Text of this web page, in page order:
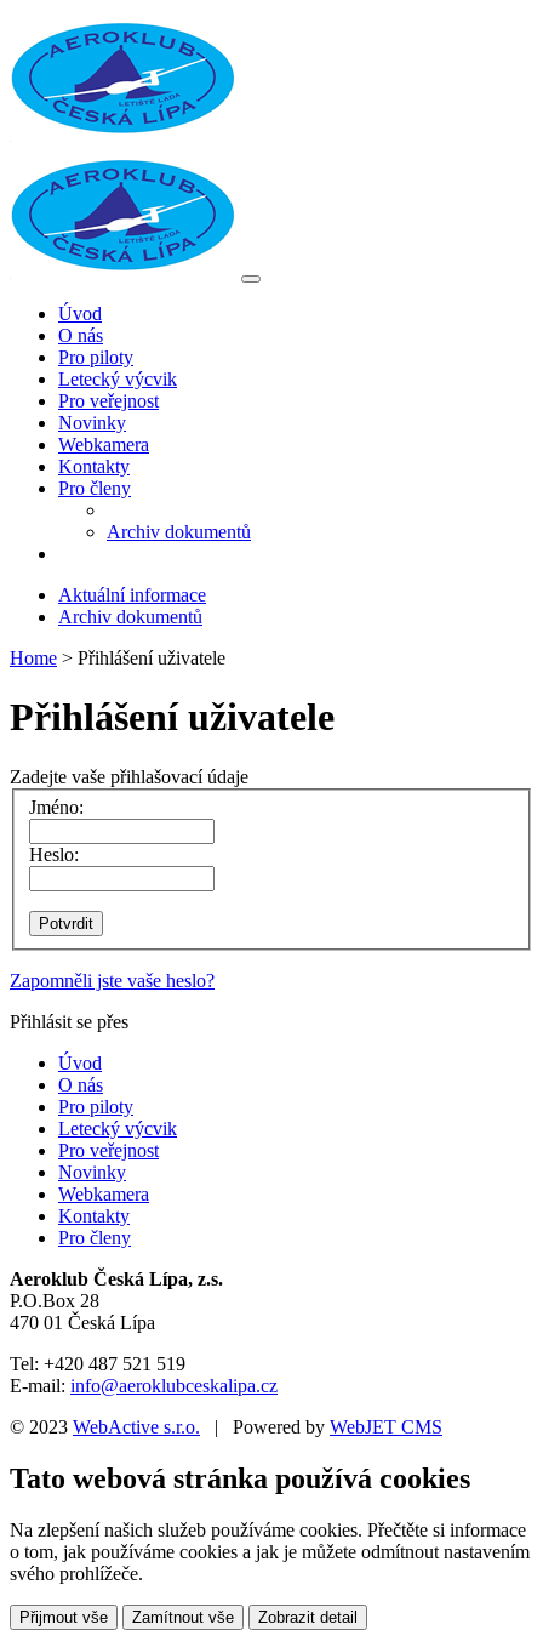
Úvod
O nás
Pro piloty
Letecký výcvik
Pro veřejnost
Novinky
Webkamera
Kontakty
Pro členy
Archiv dokumentů
Aktuální informace
Archiv dokumentů
Home > Přihlášení uživatele
Přihlášení uživatele
Zadejte vaše přihlašovací údaje
Jméno:
Heslo:
Zapomněli jste vaše heslo?
Přihlásit se přes
Úvod
O nás
Pro piloty
Letecký výcvik
Pro veřejnost
Novinky
Webkamera
Kontakty
Pro členy
Aeroklub Česká Lípa, z.s.
P.O.Box 28
470 01 Česká Lípa
Tel: +420 487 521 519
E-mail: info@aeroklubceskalipa.cz
© 2023 WebActive s.r.o. | Powered by WebJET CMS
Tato webová stránka používá cookies
Na zlepšení našich služeb používáme cookies. Přečtěte si informace
o tom, jak používáme cookies a jak je můžete odmítnout nastavením
svého prohlížeče.
Přijmout vše Zamítnout vše Zobrazit detail